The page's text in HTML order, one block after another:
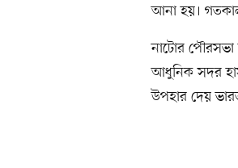
আনা হয়।
নাটোর পৌরসভা
আধুনিক সদর
উপহার দেয়